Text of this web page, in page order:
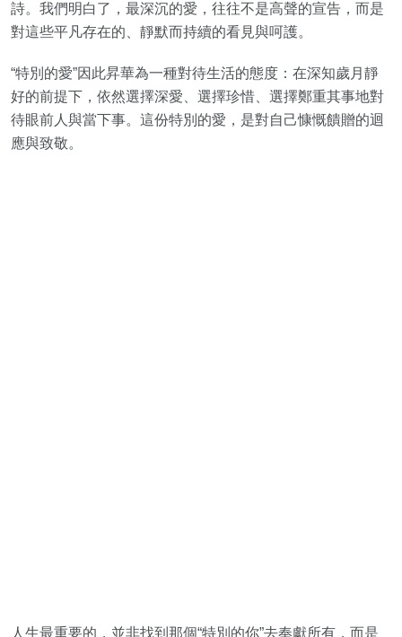
詩。我們明白了，最深沉的愛，往往不是高聲的宣告，而是
對這些平凡存在的、靜默而持續的看見與呵護。
“特別的愛”因此昇華為一種對待生活的態度：在深知歲月靜
好的前提下，依然選擇深愛、選擇珍惜、選擇鄭重其事地對
待眼前人與當下事。這份特別的愛，是對自己慷慨饋贈的迴
應與致敬。
人生最重要的，並非找到那個“特別的你”去奉獻所有，而是